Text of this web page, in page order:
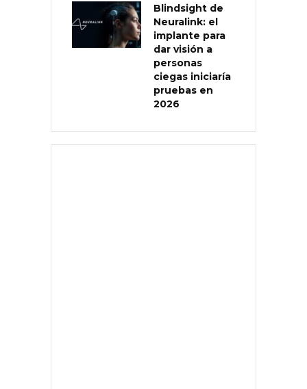
Blindsight de
Neuralink: el
implante para
dar visión a
personas
ciegas iniciaría
pruebas en
2026